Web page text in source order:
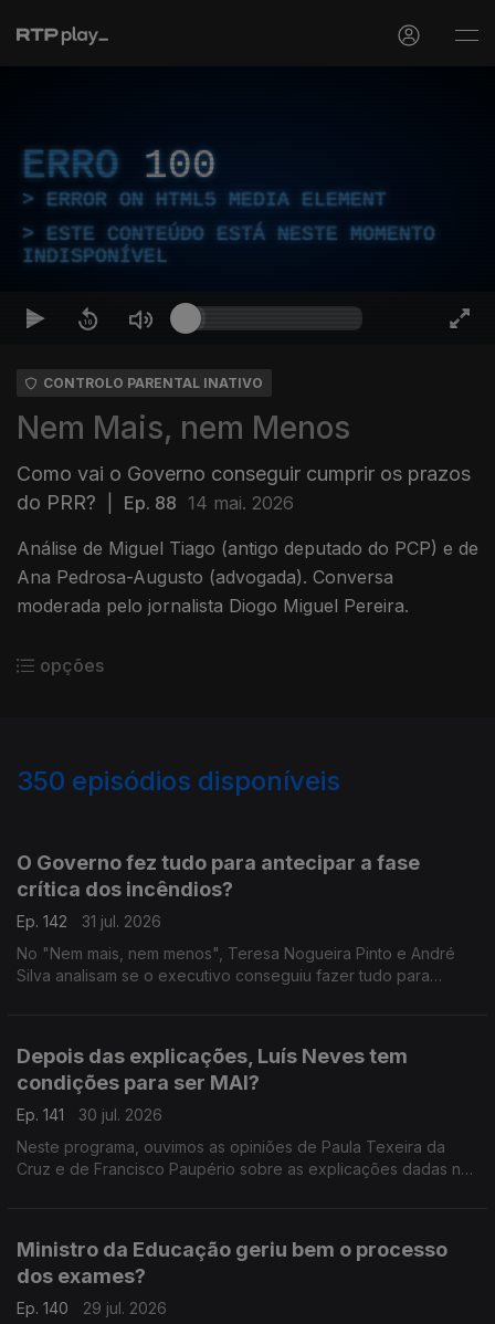
ERRO 100
ERROR ON HTML5 MEDIA ELEMENT
ESTE CONTEÚDO ESTÁ NESTE MOMENTO
INDISPONÍVEL
CONTROLO PARENTAL INATIVO
Nem Mais, nem Menos
Como vai o Governo conseguir cumprir os prazos
do PRR?
Ep. 88 14 mai. 2026
Análise de Miguel Tiago (antigo deputado do PCP) e de
Ana Pedrosa-Augusto (advogada). Conversa
moderada pelo jornalista Diogo Miguel Pereira.
opções
350 episódios disponíveis
O Governo fez tudo para antecipar a fase
crítica dos incêndios?
Ep. 142
31 jul. 2026
No "Nem mais, nem menos", Teresa Nogueira Pinto e André
Silva analisam se o executivo conseguiu fazer tudo para
Depois das explicações, Luís Neves tem
condições para ser MAI?
Ep. 141
30 jul. 2026
Neste programa, ouvimos as opiniões de Paula Texeira da
Cruz e de Francisco Paupério sobre as explicações dadas na
Ministro da Educação geriu bem o processo
dos exames?
Ep. 140
29 jul. 2026